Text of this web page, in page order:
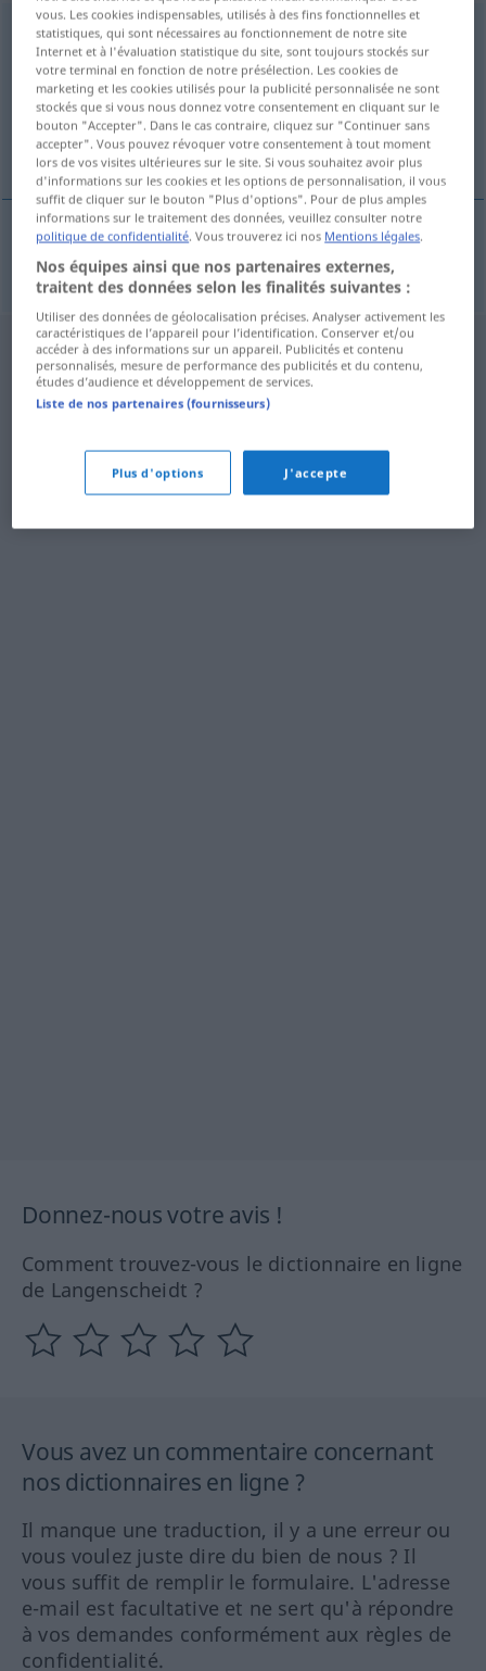
Experimentalfilmm
Vue d'ensemble de toutes les traductions
(Pour plus d'informations, cliquez sur/touchez la traduction)
experimental film
experimentalfilm Experimentalfilm
Donnez-nous votre avis !
Comment trouvez-vous le dictionnaire en ligne
de Langenscheidt ?
Vous avez un commentaire concernant
nos dictionnaires en ligne ?
Il manque une traduction, il y a une erreur ou
vous voulez juste dire du bien de nous ? Il
vous suffit de remplir le formulaire. L'adresse
e-mail est facultative et ne sert qu'à répondre
à vos demandes conformément aux règles de
confidentialité.
vous. Les cookies indispensables, utilisés à des fins fonctionnelles et
statistiques, qui sont nécessaires au fonctionnement de notre site
Internet et à l'évaluation statistique du site, sont toujours stockés sur
votre terminal en fonction de notre présélection. Les cookies de
marketing et les cookies utilisés pour la publicité personnalisée ne sont
stockés que si vous nous donnez votre consentement en cliquant sur le
bouton "Accepter". Dans le cas contraire, cliquez sur "Continuer sans
accepter". Vous pouvez révoquer votre consentement à tout moment
lors de vos visites ultérieures sur le site. Si vous souhaitez avoir plus
d'informations sur les cookies et les options de personnalisation, il vous
suffit de cliquer sur le bouton "Plus d'options". Pour de plus amples
informations sur le traitement des données, veuillez consulter notre
politique de confidentialité. Vous trouverez ici nos Mentions légales.
Nos équipes ainsi que nos partenaires externes,
traitent des données selon les finalités suivantes :
Utiliser des données de géolocalisation précises. Analyser activement les
caractéristiques de l’appareil pour l’identification. Conserver et/ou
accéder à des informations sur un appareil. Publicités et contenu
personnalisés, mesure de performance des publicités et du contenu,
études d’audience et développement de services.
Liste de nos partenaires (fournisseurs)
Plus d'options J'accepte